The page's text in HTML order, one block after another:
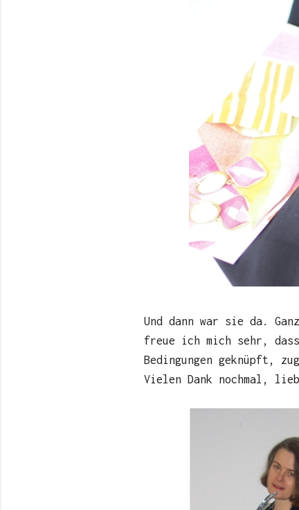
Und dann war sie da.
freue ich mich sehr,
Bedingungen geknüpft,
Vielen Dank nochmal,